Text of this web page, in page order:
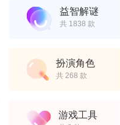
益智解谜
共 1838 款
扮演角色
共 268 款
游戏工具